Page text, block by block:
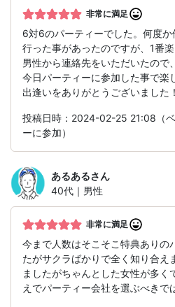
非常に満足
6対6のパーティーでした。何度
行った事があったのですが、1番楽
男性から連絡先をいただいたので
今日パーティーに参加した事で楽
出逢いをありがとうございました！
投稿日時：2024-02-25 21:08（
ーに参加）
あるあるさん
40代｜男性
非常に満足
今まで人数はそこそこ特典ありの
たがサクラばかりで全く知り合え
ましたがちゃんとした女性が多く
えでパーティー会社を選ぶべきで